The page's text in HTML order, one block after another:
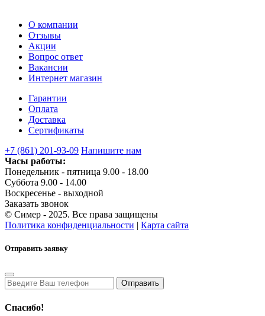
О компании
Отзывы
Акции
Вопрос ответ
Вакансии
Интернет магазин
Гарантии
Оплата
Доставка
Сертификаты
+7 (861) 201-93-09 Напишите нам
Часы работы:
Понедельник - пятница 9.00 - 18.00
Суббота 9.00 - 14.00
Воскресенье - выходной
Заказать звонок
© Симер - 2025. Все права защищены
Политика конфиденциальности | Карта сайта
Отправить заявку
Спасибо!